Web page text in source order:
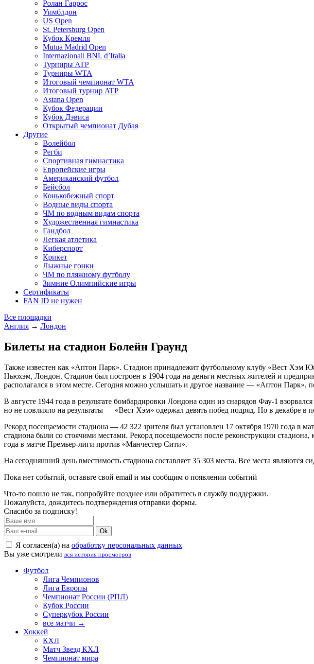
Ролан Гаррос
Уимблдон
US Open
St. Petersburg Open
Кубок Кремля
Mutua Madrid Open
Internazionali BNL d’Italia
Турниры ATP
Турниры WTA
Итоговый чемпионат WTA
Итоговый турнир ATP
Astana Open
Кубок Федерации
Кубок Дэвиса
Открытый чемпионат Дубая
Другие
Волейбол
Регби
Спортивная гимнастика
Европейские игры
Американский футбол
Бейсбол
Конькобежный спорт
Водные виды спорта
ЧМ по водным видам спорта
Художественная гимнастика
Гандбол
Легкая атлетика
Киберспорт
Крикет
Лыжные гонки
ЧМ по пляжному футболу
Зимние Олимпийские игры
Сертификаты
FAN ID не нужен
Все площадки
Англия → Лондон
Билеты на стадион Болейн Граунд
Также известен как «Аптон Парк». Стадион принадлежит футбольному клубу «Вест Хэм
Ньюхэм, Лондон. Стадион был построен в 1904 года на деньги местных жителей и
располагался в этом месте. Сегодня можно услышать и другое название — «Аптон Парк»,
В августе 1944 года в результате бомбардировки Лондона один из снарядов Фау-1
но не повлияло на результаты — «Вест Хэм» одержал девять побед подряд. Но в декабре
Рекорд посещаемости стадиона — 42 322 зрителя был установлен 17 октября 1970 года в
стадиона были со стоячими местами. Рекорд посещаемости после реконструкции
года в матче Премьер-лиги против «Манчестер Сити».
На сегодняшний день вместимость стадиона составляет 35 303 места. Все места являются
Пока нет событий, оставьте свой email и мы сообщим о появлении событий
Что-то пошло не так, попробуйте позднее или обратитесь в службу поддержки.
Пожалуйста, дождитесь подтверждения отправки формы.
Спасибо за подписку!
Ok
Я согласен(а) на обработку персональных данных
Вы уже смотрели вся история просмотров
Футбол
Лига Чемпионов
Лига Европы
Чемпионат России (РПЛ)
Кубок России
Суперкубок России
все матчи →
Хоккей
КХЛ
Матч Звезд КХЛ
Чемпионат мира